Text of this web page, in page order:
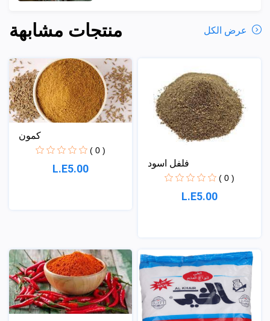
منتجات مشابهة
كمون
( 0 )
L.E5.00 فلفل اسود
( 0 )
L.E5.00